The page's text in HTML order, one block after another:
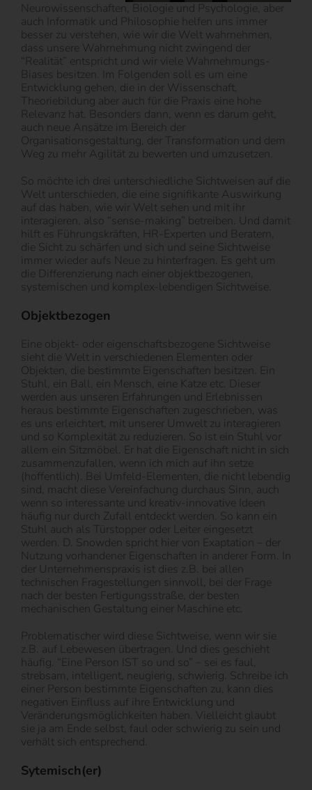
Neurowissenschaften, Biologie und Psychologie, aber
auch Informatik und Philosophie helfen uns immer
besser zu verstehen, wie wir die Welt wahrnehmen,
dass unsere Wahrnehmung nicht zwingend der
“Realität” entspricht und wir viele Wahrnehmungs-
Biases besitzen. Im Folgenden soll es um eine
Entwicklung gehen, die in der Wissenschaft,
Theoriebildung aber auch für die Praxis eine hohe
Relevanz hat. Besonders dann, wenn es darum geht,
auch neue Ansätze im Bereich der
Organisationsgestaltung, der Transformation und dem
Weg zu mehr Agilität zu bewerten und umzusetzen.
So möchte ich drei unterschiedliche Sichtweisen auf die
Welt unterschieden, die eine signifikante Auswirkung
auf das haben, wie wir Welt sehen und mit ihr
interagieren, also “sense-making” betreiben. Und damit
hilft es Führungskräften, HR-Experten und Beratern,
die Sicht zu schärfen und sich und seine Sichtweise
immer wieder aufs Neue zu hinterfragen. Es geht um
die Differenzierung nach einer objektbezogenen,
systemischen und komplex-lebendigen Sichtweise.
Objektbezogen
Eine objekt- oder eigenschaftsbezogene Sichtweise
sieht die Welt in verschiedenen Elementen oder
Objekten, die bestimmte Eigenschaften besitzen. Ein
Stuhl, ein Ball, ein Mensch, eine Katze etc. Dieser
werden aus unseren Erfahrungen und Erlebnissen
heraus bestimmte Eigenschaften zugeschrieben, was
es uns erleichtert, mit unserer Umwelt zu interagieren
und so Komplexität zu reduzieren. So ist ein Stuhl vor
allem ein Sitzmöbel. Er hat die Eigenschaft nicht in sich
zusammenzufallen, wenn ich mich auf ihn setze
(hoffentlich). Bei Umfeld-Elementen, die nicht lebendig
sind, macht diese Vereinfachung durchaus Sinn, auch
wenn so interessante und kreativ-innovative Ideen
häufig nur durch Zufall entdeckt werden. So kann ein
Stuhl auch als Türstopper oder Leiter eingesetzt
werden. D. Snowden spricht hier von Exaptation – der
Nutzung vorhandener Eigenschaften in anderer Form. In
der Unternehmenspraxis ist dies z.B. bei allen
technischen Fragestellungen sinnvoll, bei der Frage
nach der besten Fertigungsstraße, der besten
mechanischen Gestaltung einer Maschine etc.
Problematischer wird diese Sichtweise, wenn wir sie
z.B. auf Lebewesen übertragen. Und dies geschieht
häufig. “Eine Person IST so und so” – sei es faul,
strebsam, intelligent, neugierig, schwierig. Schreibe ich
einer Person bestimmte Eigenschaften zu, kann dies
negativen Einfluss auf ihre Entwicklung und
Veränderungsmöglichkeiten haben. Vielleicht glaubt
sie ja am Ende selbst, faul oder schwierig zu sein und
verhält sich entsprechend.
Sytemisch(er)